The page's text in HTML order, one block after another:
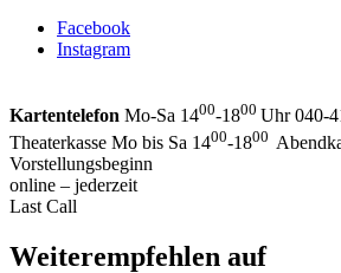
Facebook
Instagram
Kartentelefon Mo-Sa 1400-1800 Uhr 040-
Theaterkasse Mo bis Sa 1400-1800
Vorstellungsbeginn
online – jederzeit
Last Call
Weiterempfehlen auf